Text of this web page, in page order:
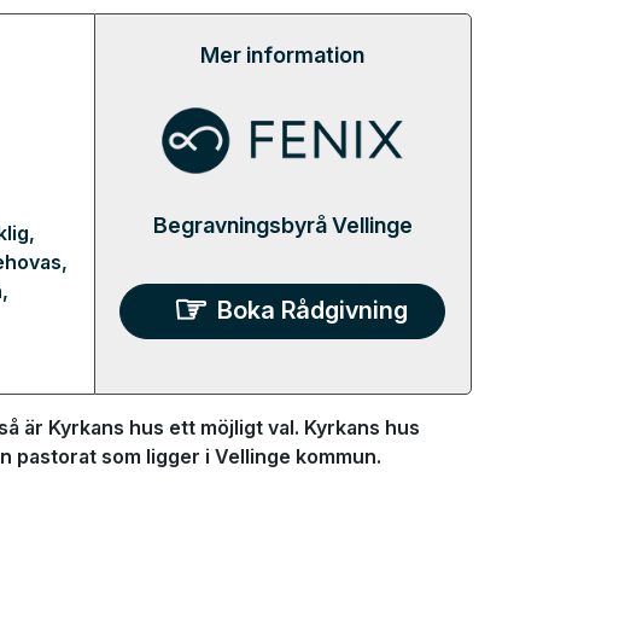
,
,
,
Mer information
Begravningsbyrå Vellinge
Boka Rådgivning
är Kyrkans hus ett möjligt val. Kyrkans hus
pastorat som ligger i Vellinge kommun.